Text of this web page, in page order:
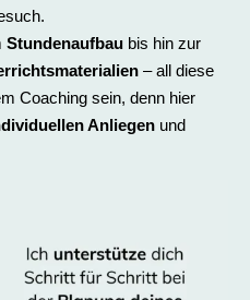
Stundenaufbau bis hin zur
– all diese
Coaching sein, denn hier
Anliegen und